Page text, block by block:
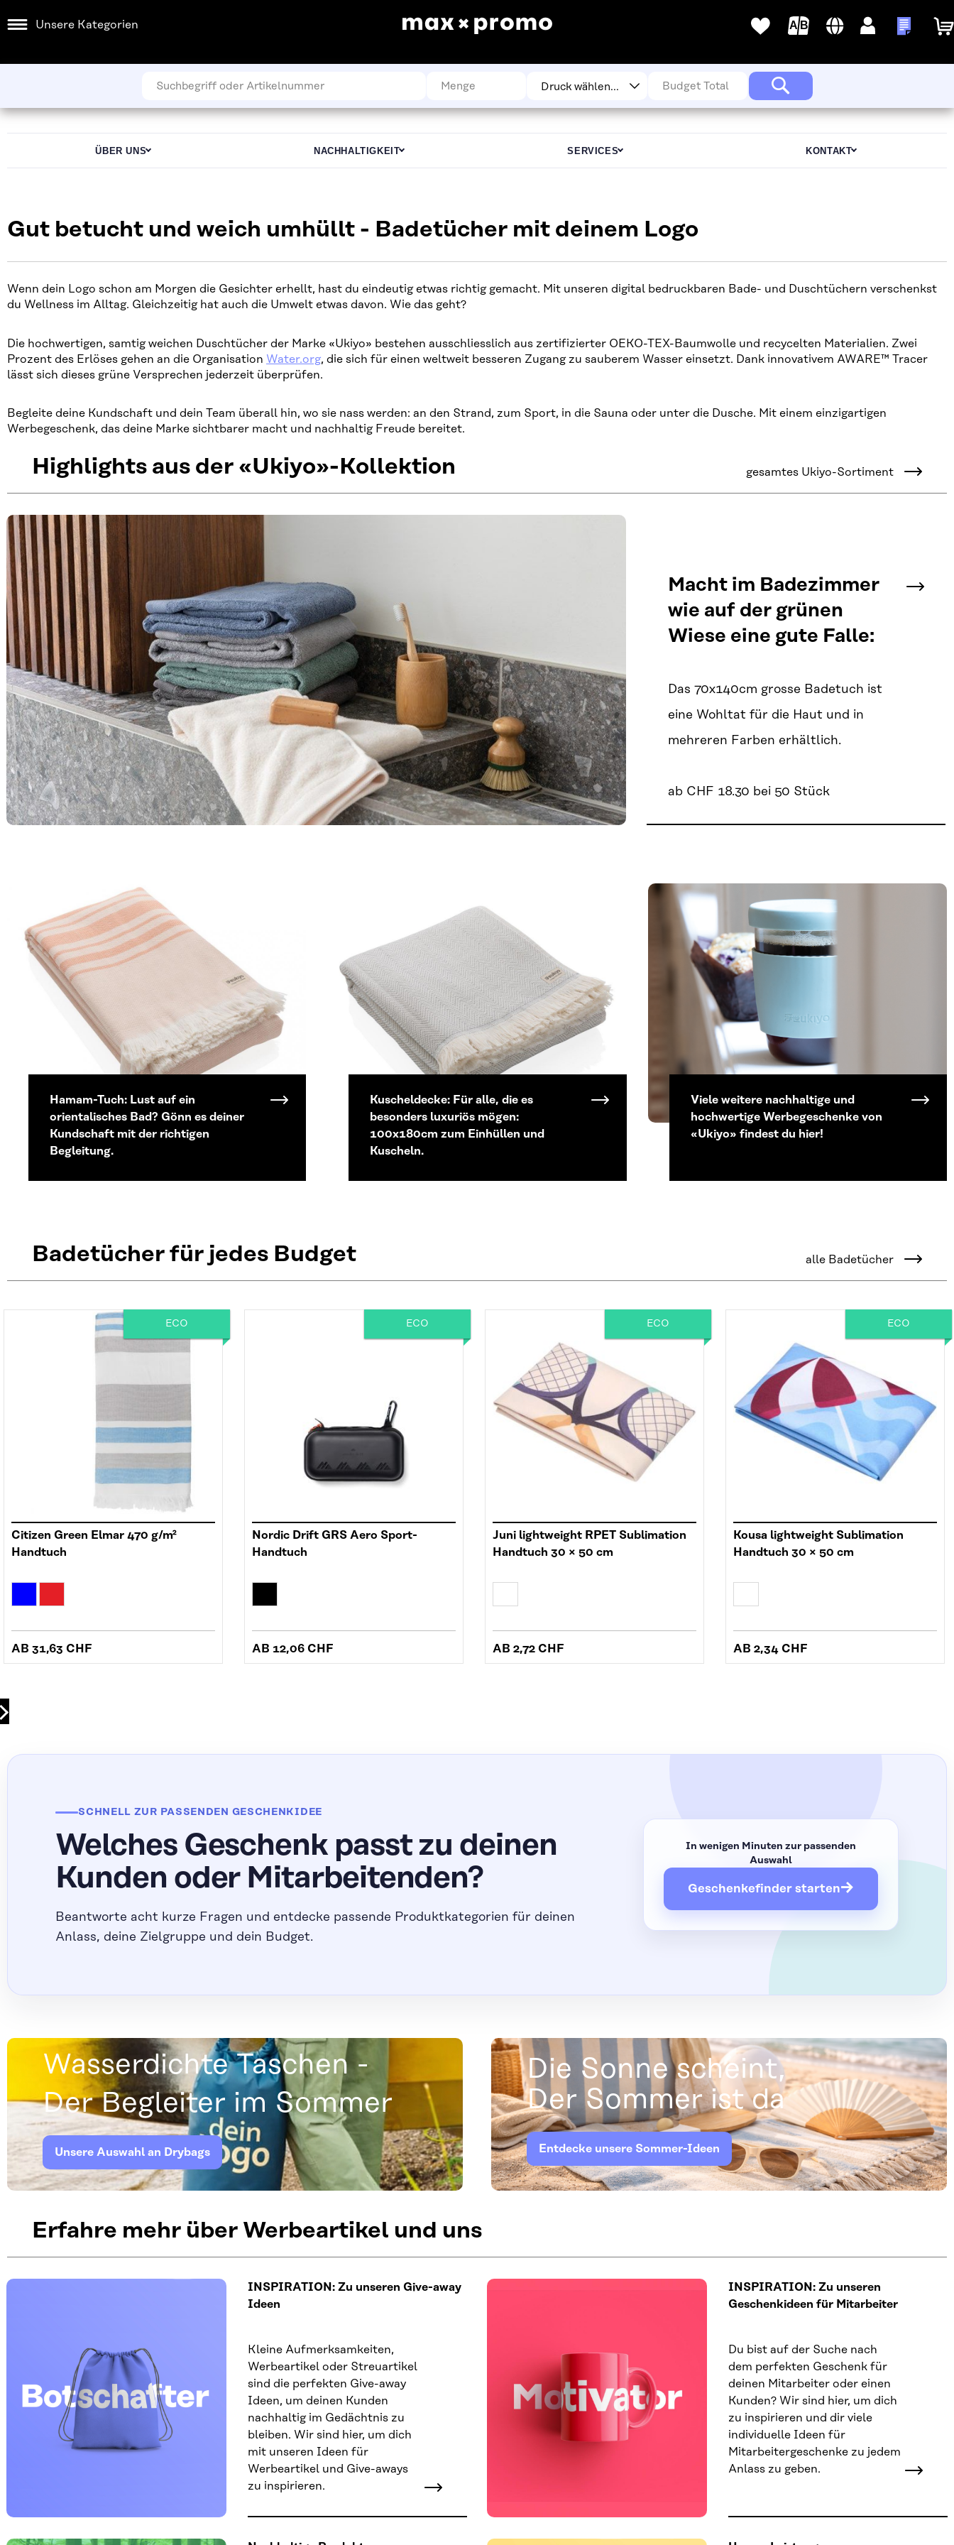
Unsere Kategorien Meine
Anmelden
Meine
Wunschlisten
Sprache
Deutsch
Suche
ÜBER UNS NACHHALTIGKEIT SERVICES KONTAKT
Gut betucht und weich umhüllt - Badetücher mit deinem Logo
Wenn dein Logo schon am Morgen die Gesichter erhellt, hast du eindeutig etwas richtig gemacht. Mit unseren digital bedruckbaren Bade- und Duschtüchern verschenkst
du Wellness im Alltag. Gleichzeitig hat auch die Umwelt etwas davon. Wie das geht?
Die hochwertigen, samtig weichen Duschtücher der Marke «Ukiyo» bestehen ausschliesslich aus zertifizierter OEKO-TEX-Baumwolle und recycelten Materialien. Zwei
Prozent des Erlöses gehen an die Organisation Water.org, die sich für einen weltweit besseren Zugang zu sauberem Wasser einsetzt. Dank innovativem AWARE™ Tracer
lässt sich dieses grüne Versprechen jederzeit überprüfen.
Begleite deine Kundschaft und dein Team überall hin, wo sie nass werden: an den Strand, zum Sport, in die Sauna oder unter die Dusche. Mit einem einzigartigen
Werbegeschenk, das deine Marke sichtbarer macht und nachhaltig Freude bereitet.
Highlights aus der «Ukiyo»-Kollektion gesamtes Ukiyo-Sortiment
Macht im Badezimmer
wie auf der grünen
Wiese eine gute Falle:
Das 70x140cm grosse Badetuch ist
eine Wohltat für die Haut und in
mehreren Farben erhältlich.
ab CHF 18.30 bei 50 Stück
Hamam-Tuch: Lust auf ein
orientalisches Bad? Gönn es deiner
Kundschaft mit der richtigen
Begleitung.
Kuscheldecke: Für alle, die es
besonders luxuriös mögen:
100x180cm zum Einhüllen und
Kuscheln.
Viele weitere nachhaltige und
hochwertige Werbegeschenke von
«Ukiyo» findest du hier!
Badetücher für jedes Budget alle Badetücher
ECO
Citizen Green Elmar 470 g/m²
Handtuch
AB 31,63 CHF
ECO
Nordic Drift GRS Aero Sport-
Handtuch
AB 12,06 CHF
ECO
Juni lightweight RPET Sublimation
Handtuch 30 × 50 cm
AB 2,72 CHF
ECO
Kousa lightweight Sublimation
Handtuch 30 × 50 cm
AB 2,34 CHF
SCHNELL ZUR PASSENDEN GESCHENKIDEE
Welches Geschenk passt zu deinen
Kunden oder Mitarbeitenden?
Beantworte acht kurze Fragen und entdecke passende Produktkategorien für deinen
Anlass, deine Zielgruppe und dein Budget.
In wenigen Minuten zur passenden
Auswahl
Geschenkefinder starten→
Wasserdichte Taschen -
Der Begleiter im Sommer
Unsere Auswahl an Drybags
Die Sonne scheint,
Der Sommer ist da
Entdecke unsere Sommer-Ideen
Erfahre mehr über Werbeartikel und uns
INSPIRATION: Zu unseren Give-away
Ideen
Kleine Aufmerksamkeiten,
Werbeartikel oder Streuartikel
sind die perfekten Give-away
Ideen, um deinen Kunden
nachhaltig im Gedächtnis zu
bleiben. Wir sind hier, um dich
mit unseren Ideen für
Werbeartikel und Give-aways
zu inspirieren.
INSPIRATION: Zu unseren
Geschenkideen für Mitarbeiter
Du bist auf der Suche nach
dem perfekten Geschenk für
deinen Mitarbeiter oder einen
Kunden? Wir sind hier, um dich
zu inspirieren und dir viele
individuelle Ideen für
Mitarbeitergeschenke zu jedem
Anlass zu geben.